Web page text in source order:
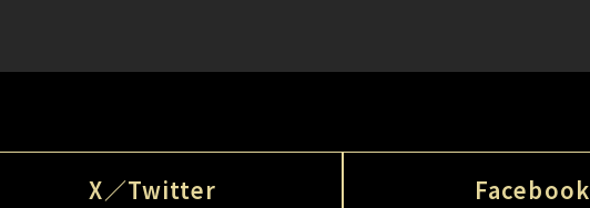
X／Twitter Facebook